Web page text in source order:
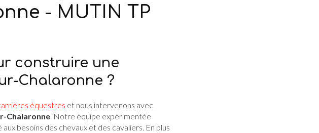
- MUTIN TP
construire une
Chalaronne ?
équestres et nous intervenons avec
Chalaronne. Notre équipe expérimentée
besoins des chevaux et des cavaliers. En plus